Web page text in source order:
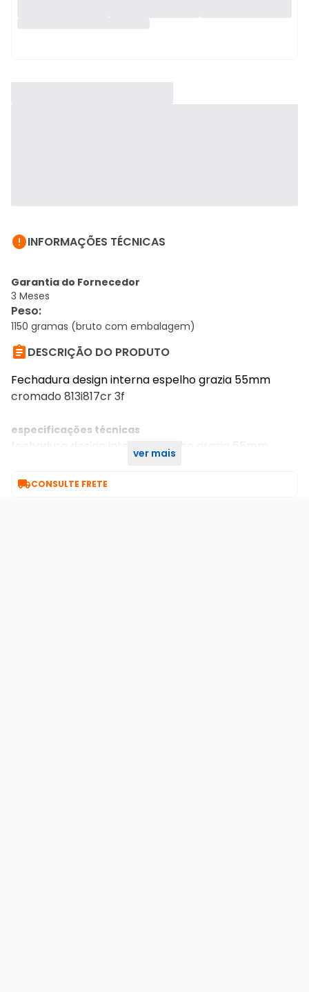
INFORMAÇÕES TÉCNICAS
Garantia do Fornecedor
3 Meses
Peso:
1150 gramas (bruto com embalagem)
DESCRIÇÃO DO PRODUTO
Fechadura design interna espelho grazia 55mm
cromado 813i817cr 3f
especificações técnicas
fechadura design interna espelho grazia 55mm
ver mais
CONSULTE FRETE